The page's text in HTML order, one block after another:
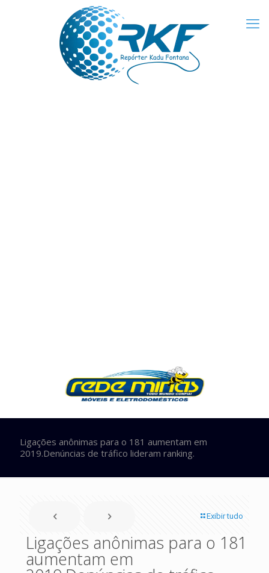
Ligações anônimas para o 181 aumentam em
2019.Denúncias de tráfico lideram ranking.
Exibir tudo
Ligações anônimas para o 181
aumentam em